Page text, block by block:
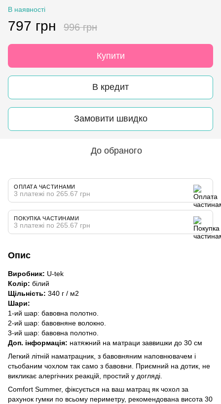
В наявності
797 грн 996 грн
Купити
В кредит
Замовити швидко
До обраного
ОПЛАТА ЧАСТИНАМИ
3 платежі по 265.67 грн
ПОКУПКА ЧАСТИНАМИ
3 платежі по 265.67 грн
Опис
Виробник: U-tek
Колір: білий
Щільність: 340 г / м2
Шари:
1-ий шар: бавовна полотно.
2-ий шар: бавовняне волокно.
3-ий шар: бавовна полотно.
Доп. інформація: натяжний на матраци заввишки до 30 см
Легкий літній наматрацник, з бавовняним наповнювачем і
стьобаним чохлом так само з бавовни. Приємний на дотик, не
викликає алергічних реакцій, простий у догляді.
Comfort Summer, фіксується на ваш матрац як чохол за
рахунок гумки по всьому периметру, рекомендована висота 30